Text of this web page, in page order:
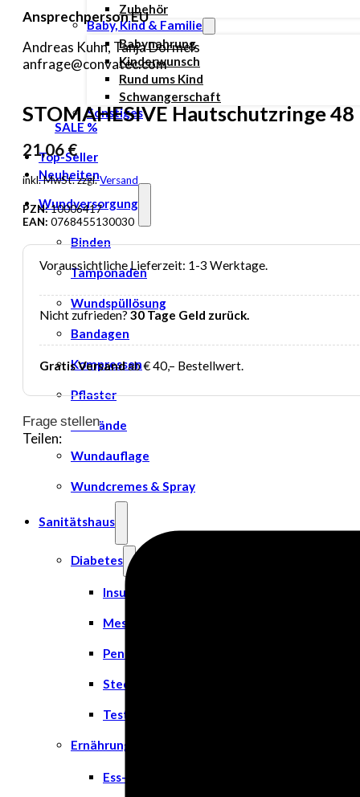
Zubehör
Baby, Kind & Familie
Babynahrung
Kinderwunsch
Rund ums Kind
Schwangerschaft
Sonstiges
SALE %
Top-Seller
Neuheiten
Wundversorgung
Binden
Tamponaden
Wundspüllösung
Bandagen
Kompressen
Pflaster
Verbände
Wundauflage
Wundcremes & Spray
Sanitätshaus
Diabetes
Insulinspritzen
Messgeräte
Pen Nadeln
Stechhilfen
Teststreifen
Ernährung & Trinkhilfen
Ess- und Trinkhilfen
Ansprechperson EU
Andreas Kuhn, Tanja Dormels
anfrage@convatec.com
STOMAHESIVE Hautschutzringe
21,06€
inkl. MwSt. zzgl.Versand
PZN:10006417
EAN: 0768455130030
Voraussichtliche Lieferzeit: 1-3 Werktage.
Nicht zufrieden? 30 Tage Geld zurück.
Gratis Versandab € 40,– Bestellwert.
Frage stellen
Teilen: